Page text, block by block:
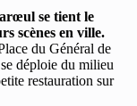
se tient le
scènes en ville.
du Général de
déploie du milieu
restauration sur